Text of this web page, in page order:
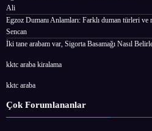
Ali
Egzoz Dumanı Anlamları: Farklı duman türleri
Sencan
İki tane arabam var, Sigorta Basamağı Nasıl
kktc araba kiralama
kktc araba
Çok Forumlananlar